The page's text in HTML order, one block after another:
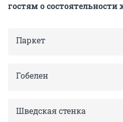
гостям о состоятельности
Паркет
Гобелен
Шведская стенка